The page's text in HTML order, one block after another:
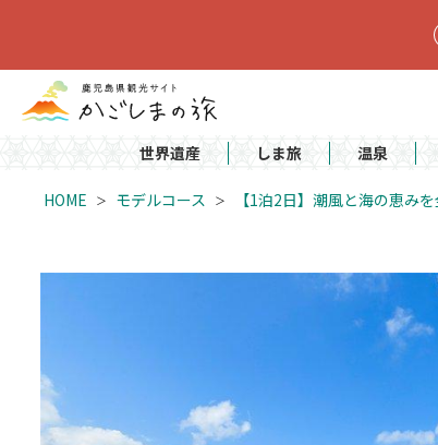
世界遺産 しま旅 温泉
HOME モデルコース 【1泊2日】潮風と海の恵み